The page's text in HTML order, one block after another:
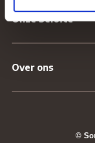
Onze belofte
Over ons
©